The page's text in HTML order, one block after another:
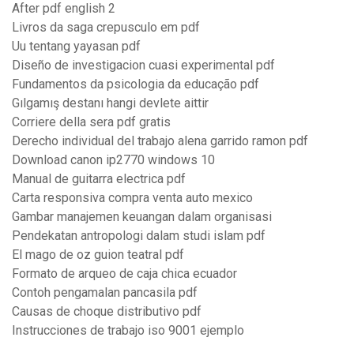
After pdf english 2
Livros da saga crepusculo em pdf
Uu tentang yayasan pdf
Diseño de investigacion cuasi experimental pdf
Fundamentos da psicologia da educação pdf
Gılgamış destanı hangi devlete aittir
Corriere della sera pdf gratis
Derecho individual del trabajo alena garrido ramon pdf
Download canon ip2770 windows 10
Manual de guitarra electrica pdf
Carta responsiva compra venta auto mexico
Gambar manajemen keuangan dalam organisasi
Pendekatan antropologi dalam studi islam pdf
El mago de oz guion teatral pdf
Formato de arqueo de caja chica ecuador
Contoh pengamalan pancasila pdf
Causas de choque distributivo pdf
Instrucciones de trabajo iso 9001 ejemplo